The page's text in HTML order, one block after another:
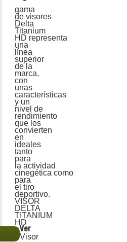
gama
de visores
Delta
Titanium
HD representa
una
línea
superior
de la
marca,
con
unas
características
y un
nivel de
rendimiento
que los
convierten
en
ideales
tanto
para
la actividad
cinegética como
para
el tiro
deportivo.
VISOR
DELTA
TITANIUM
HD
Ver
Visor